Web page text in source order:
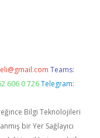
Teams:
606 0 726 Telegram:
Bilgi Teknolojileri
bir Yer Sağlayıcı